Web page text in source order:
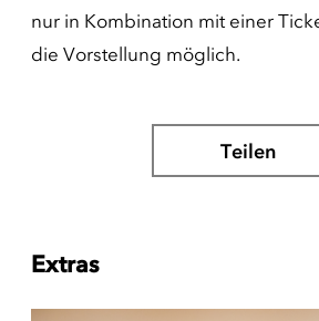
nur in Kombination mit einer
die Vorstellung möglich.
Teilen
Extras